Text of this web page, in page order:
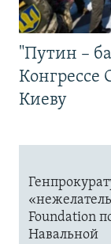
"Путин –
Киеву